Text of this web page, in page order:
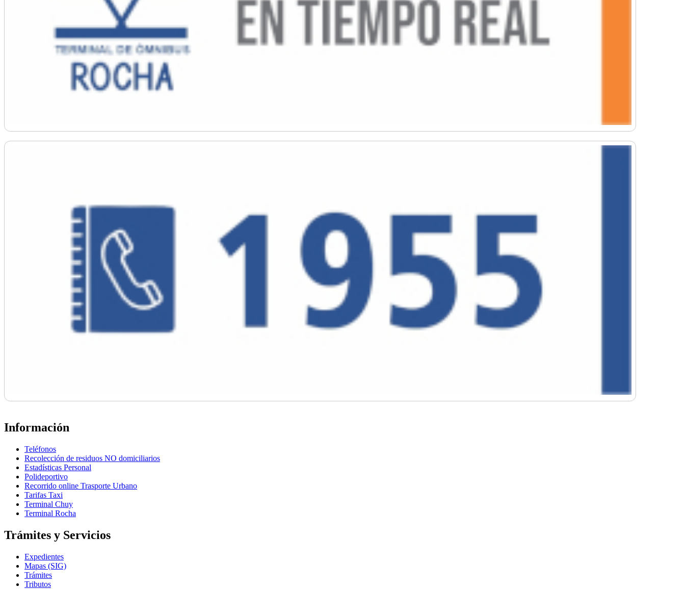
Información
Teléfonos
Recolección de residuos NO domiciliarios
Estadísticas Personal
Polideportivo
Recorrido online Trasporte Urbano
Tarifas Taxi
Terminal Chuy
Terminal Rocha
Trámites y Servicios
Expedientes
Mapas (SIG)
Trámites
Tributos